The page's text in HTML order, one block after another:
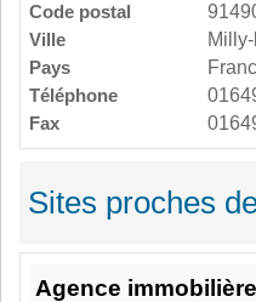
Code postal
Ville
Pays
Téléphone
Fax
Sites proches
Agence